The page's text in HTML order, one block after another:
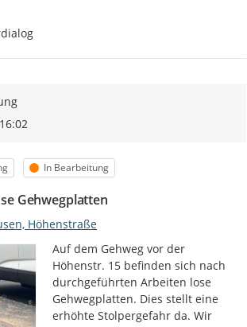
Zur Äußerung
Status
In Bearbeitung
Gehwegplatten
Höhenstraße
Auf dem Gehweg vor der
Höhenstr. 15 befinden sich nach
durchgeführten Arbeiten lose
Gehwegplatten. Dies stellt eine
erhöhte Stolpergefahr da. Wir